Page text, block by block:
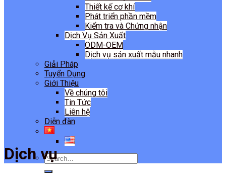
Thiết kế cơ khí
Phát triển phần mềm
Kiểm tra và Chứng nhận
Dịch Vụ Sản Xuất
ODM-OEM
Dịch vụ sản xuất mẫu nhanh
Giải Pháp
Tuyển Dụng
Giới Thiệu
Về chúng tôi
Tin Tức
Liên hệ
Diễn đàn
Search
for:
Dịch vụ